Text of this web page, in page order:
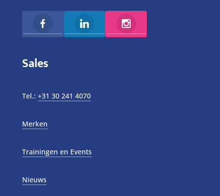
Sales
Tel.: +31 30 241 4070
Merken
Trainingen en Events
Nieuws